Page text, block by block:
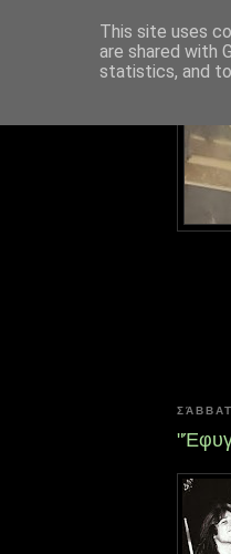
This site uses
are shared with
statistics, and